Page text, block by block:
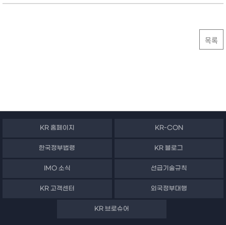
목록
KR 홈페이지 KR-CON
한국정부법령 KR 블로그
IMO 소식 선급기술규칙
KR 고객센터 외국정부대행
KR 브로슈어